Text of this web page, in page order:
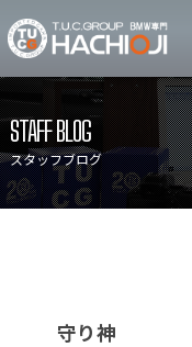
ニュース
目玉車両一覧
保証＆サービス
STAFF BLOG
スタッフブログ
守り神